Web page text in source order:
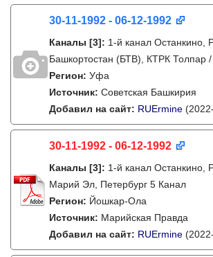
30-11-1992 - 06-12-1992
Каналы [3]: 1-й канал Останкино,
Башкортостан (БТВ), КТРК Толпар
Регион: Уфа
Источник: Советская Башкирия
Добавил на сайт: RUErmine
30-11-1992 - 06-12-1992
Каналы [3]: 1-й канал Останкино,
Марий Эл, Петербург 5 Канал
Регион: Йошкар-Ола
Источник: Марийская Правда
Добавил на сайт: RUErmine